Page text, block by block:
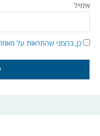
אימייל
כן, ברצוני שהתראות על